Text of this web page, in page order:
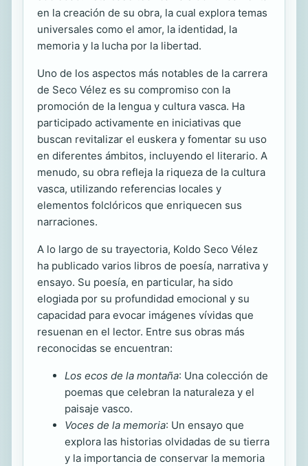
en la creación de su obra, la cual explora temas
universales como el amor, la identidad, la
memoria y la lucha por la libertad.
Uno de los aspectos más notables de la carrera
de Seco Vélez es su compromiso con la
promoción de la lengua y cultura vasca. Ha
participado activamente en iniciativas que
buscan revitalizar el euskera y fomentar su uso
en diferentes ámbitos, incluyendo el literario. A
menudo, su obra refleja la riqueza de la cultura
vasca, utilizando referencias locales y
elementos folclóricos que enriquecen sus
narraciones.
A lo largo de su trayectoria, Koldo Seco Vélez
ha publicado varios libros de poesía, narrativa y
ensayo. Su poesía, en particular, ha sido
elogiada por su profundidad emocional y su
capacidad para evocar imágenes vívidas que
resuenan en el lector. Entre sus obras más
reconocidas se encuentran:
Los ecos de la montaña: Una colección de
poemas que celebran la naturaleza y el
paisaje vasco.
Voces de la memoria: Un ensayo que
explora las historias olvidadas de su tierra
y la importancia de conservar la memoria